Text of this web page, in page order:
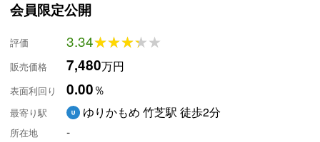
会員限定公開
評価 3.34★★★★★
★★★★★
販売価格 7,480万円
表面利回り 0.00％
最寄り駅 ゆりかもめ 竹芝駅 徒歩2分
所在地 -